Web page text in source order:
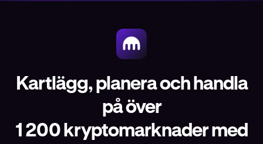
Kartlägg, planera och handla
på över
1 200 kryptomarknader med